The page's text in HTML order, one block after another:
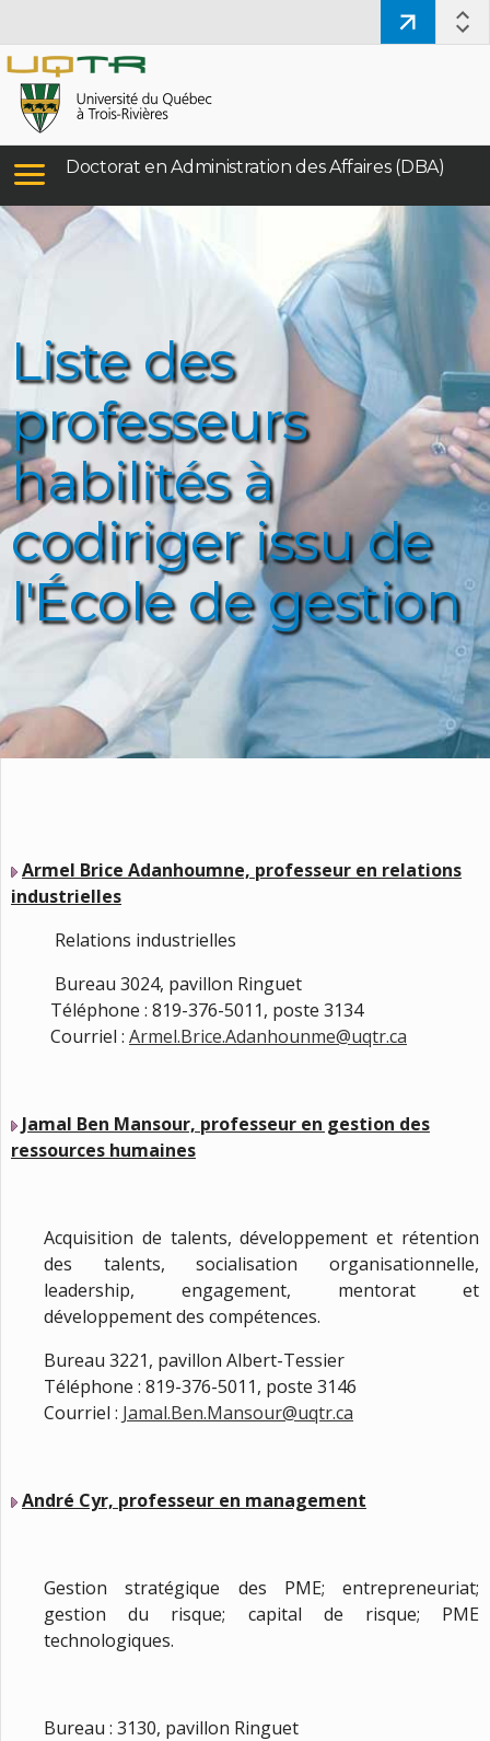
Doctorat en Administration des Affaires (DBA)
Liste des
professeurs
habilités à
codiriger issu de
l'École de gestion
Armel Brice Adanhoumne, professeur en relations
industrielles
Relations industrielles
Bureau 3024, pavillon Ringuet
Téléphone : 819-376-5011, poste 3134
Courriel : Armel.Brice.Adanhounme@uqtr.ca
Jamal Ben Mansour, professeur en gestion des
ressources humaines
Acquisition de talents, développement et rétention
des talents, socialisation organisationnelle,
leadership, engagement, mentorat et
développement des compétences.
Bureau 3221, pavillon Albert-Tessier
Téléphone : 819-376-5011, poste 3146
Courriel : Jamal.Ben.Mansour@uqtr.ca
André Cyr, professeur en management
Gestion stratégique des PME; entrepreneuriat;
gestion du risque; capital de risque; PME
technologiques.
Bureau : 3130, pavillon Ringuet